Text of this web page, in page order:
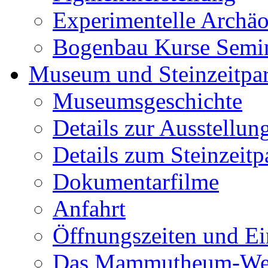
Experimentelle
Bogenbau Kurse
Museum und
Museumsgeschichte
Details zur
Details zum
Dokumentarfilme
Anfahrt
Öffnungszeiten und
Das Mammutheum-